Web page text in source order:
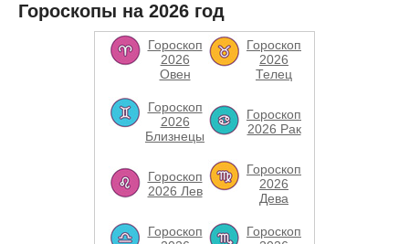
Гороскопы на 2026 год
Гороскоп
2026
Овен
Гороскоп
2026
Телец
Гороскоп
2026
Близнецы
Гороскоп
2026 Рак
Гороскоп
2026 Лев
Гороскоп
2026
Дева
Гороскоп
Гороскоп